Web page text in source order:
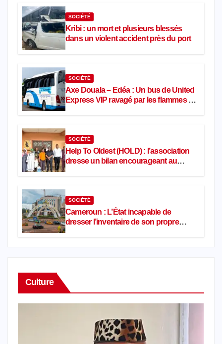
SOCIÉTÉ
Kribi : un mort et plusieurs blessés
dans un violent accident près du port
SOCIÉTÉ
Axe Douala – Edéa : Un bus de United
Express VIP ravagé par les flammes à
SOCIÉTÉ
Help To Oldest (HOLD) : l’association
dresse un bilan encourageant au
SOCIÉTÉ
Cameroun : L’État incapable de
dresser l’inventaire de son propre
Culture